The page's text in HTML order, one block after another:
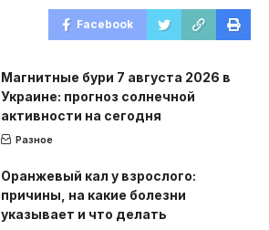
Facebook
Магнитные бури 7 августа 2026 в
Украине: прогноз солнечной
активности на сегодня
Разное
Оранжевый кал у взрослого:
причины, на какие болезни
указывает и что делать